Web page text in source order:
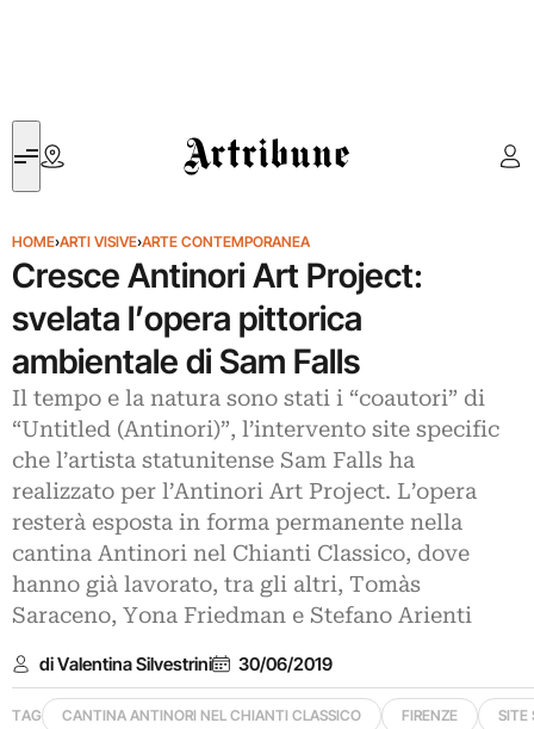
Artribune
HOME›ARTI VISIVE›ARTE CONTEMPORANEA
Cresce Antinori Art Project:
svelata l’opera pittorica
ambientale di Sam Falls
Il tempo e la natura sono stati i “coautori” di
“Untitled (Antinori)”, l’intervento site specific
che l’artista statunitense Sam Falls ha
realizzato per l’Antinori Art Project. L’opera
resterà esposta in forma permanente nella
cantina Antinori nel Chianti Classico, dove
hanno già lavorato, tra gli altri, Tomàs
Saraceno, Yona Friedman e Stefano Arienti
di Valentina Silvestrini 30/06/2019
TAG CANTINA ANTINORI NEL CHIANTI CLASSICO FIRENZE SITE